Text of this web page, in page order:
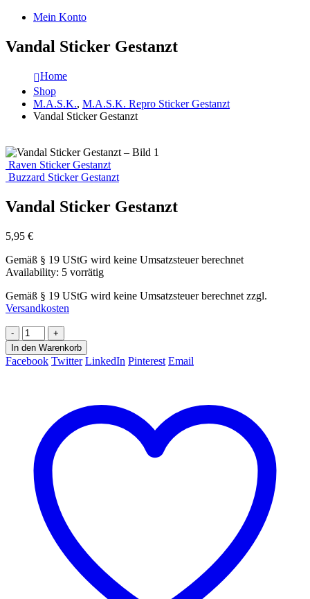
Mein Konto
Vandal Sticker Gestanzt
Home
Shop
M.A.S.K., M.A.S.K. Repro Sticker Gestanzt
Vandal Sticker Gestanzt
Raven Sticker Gestanzt
Buzzard Sticker Gestanzt
Vandal Sticker Gestanzt
5,95 €
Gemäß § 19 UStG wird keine Umsatzsteuer berechnet
Availability: 5 vorrätig
Gemäß § 19 UStG wird keine Umsatzsteuer berechnet zzgl.
Versandkosten
-
+
In den Warenkorb
Facebook Twitter LinkedIn Pinterest Email